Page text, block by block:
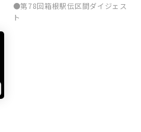
第78回箱根駅伝区間ダイジェス
ト